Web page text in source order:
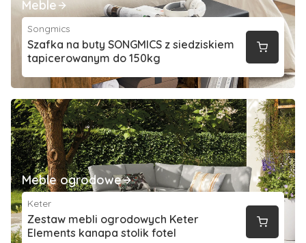
Meble
Songmics
Szafka na buty SONGMICS z siedziskiem
tapicerowanym do 150kg
Meble ogrodowe
Keter
Zestaw mebli ogrodowych Keter
Elements kanapa stolik fotel